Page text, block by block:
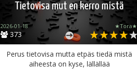
Tietovisa mut en kerro mistä
373
2026-01-18 ★Tora★
Perus tietovisa mutta etpäs tiedä mistä
aiheesta on kyse, lällällää